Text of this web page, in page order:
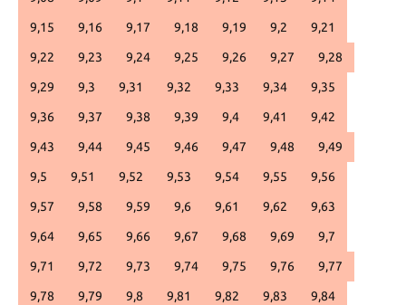
9,15 9,16 9,17 9,18 9,19 9,2 9,21
9,22 9,23 9,24 9,25 9,26 9,27 9,28
9,29 9,3 9,31 9,32 9,33 9,34 9,35
9,36 9,37 9,38 9,39 9,4 9,41 9,42
9,43 9,44 9,45 9,46 9,47 9,48 9,49
9,5 9,51 9,52 9,53 9,54 9,55 9,56
9,57 9,58 9,59 9,6 9,61 9,62 9,63
9,64 9,65 9,66 9,67 9,68 9,69 9,7
9,71 9,72 9,73 9,74 9,75 9,76 9,77
9,78 9,79 9,8 9,81 9,82 9,83 9,84